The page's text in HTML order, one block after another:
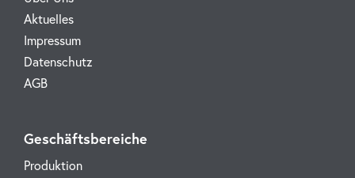
Aktuelles
Impressum
Datenschutz
AGB
Geschäftsbereiche
Produktion